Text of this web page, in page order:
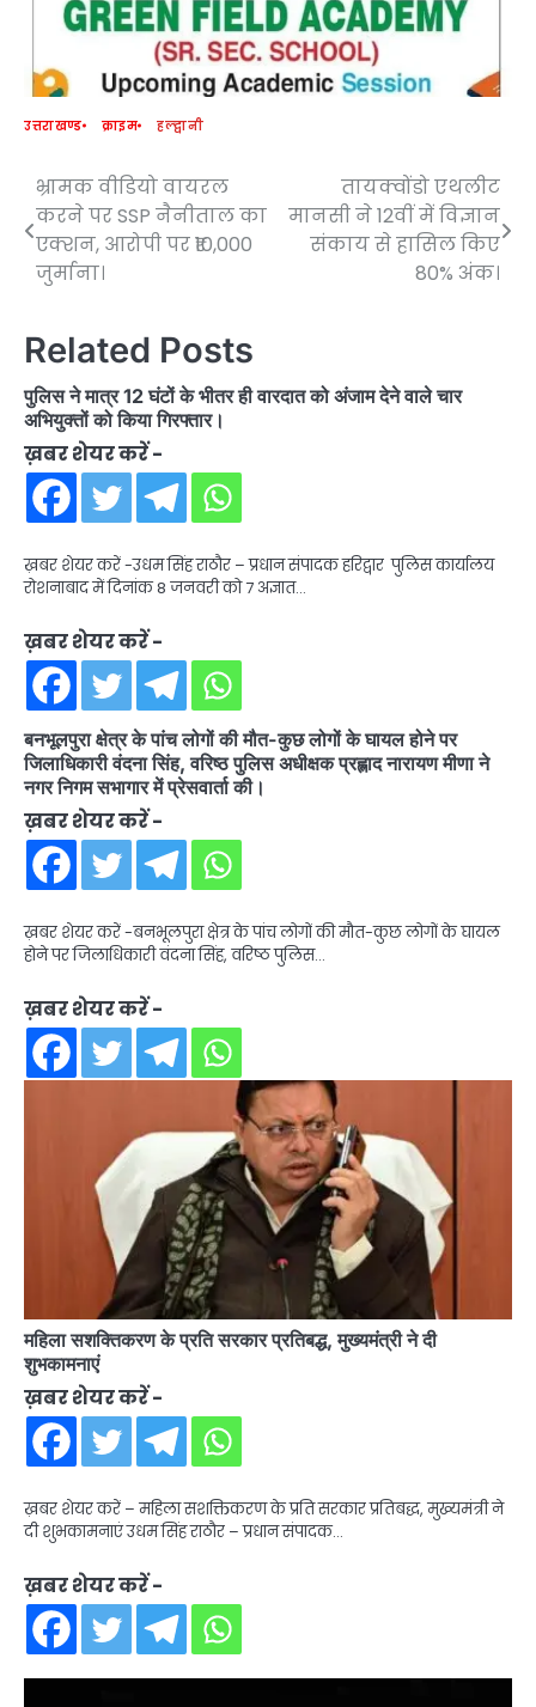
उत्तराखण्ड क्राइम हल्द्वानी
Post
navigation
भ्रामक वीडियो वायरल
करने पर SSP नैनीताल का
एक्शन, आरोपी पर ₹10,000
जुर्माना।
तायक्वोंडो एथलीट
मानसी ने 12वीं में विज्ञान
संकाय से हासिल किए
80% अंक।
Related Posts
पुलिस ने मात्र 12 घंटों के भीतर ही वारदात को अंजाम देने वाले चार
अभियुक्तों को किया गिरफ्तार।
ख़बर शेयर करें -
ख़बर शेयर करें -उधम सिंह राठौर – प्रधान संपादक हरिद्वार पुलिस कार्यालय
रोशनाबाद में दिनांक 8 जनवरी को 7 अज्ञात…
ख़बर शेयर करें -
बनभूलपुरा क्षेत्र के पांच लोगों की मौत-कुछ लोगों के घायल होने पर
जिलाधिकारी वंदना सिंह, वरिष्ठ पुलिस अधीक्षक प्रह्लाद नारायण मीणा ने
नगर निगम सभागार में प्रेसवार्ता की।
ख़बर शेयर करें -
ख़बर शेयर करें -बनभूलपुरा क्षेत्र के पांच लोगों की मौत-कुछ लोगों के घायल
होने पर जिलाधिकारी वंदना सिंह, वरिष्ठ पुलिस…
ख़बर शेयर करें -
महिला सशक्तिकरण के प्रति सरकार प्रतिबद्ध, मुख्यमंत्री ने दी
शुभकामनाएं
ख़बर शेयर करें -
ख़बर शेयर करें – महिला सशक्तिकरण के प्रति सरकार प्रतिबद्ध, मुख्यमंत्री ने
दी शुभकामनाएं उधम सिंह राठौर – प्रधान संपादक…
ख़बर शेयर करें -